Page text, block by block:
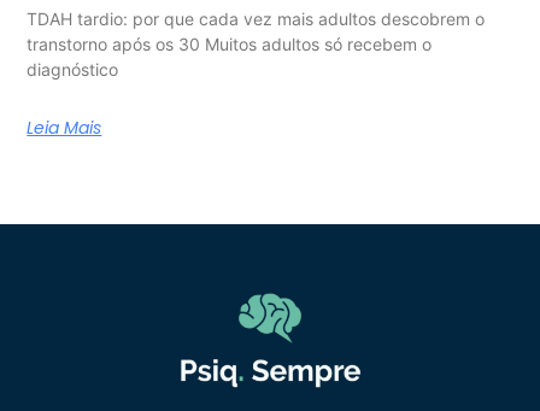
TDAH tardio: por que cada vez mais adultos descobrem o
transtorno após os 30 Muitos adultos só recebem o
diagnóstico
Leia Mais